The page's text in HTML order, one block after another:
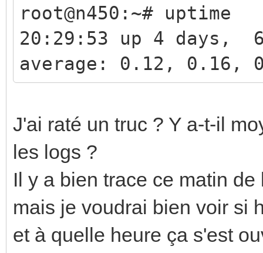
file written
(/home/root/.cache/
Jul 21 04:23:34 n450
INF<541>:calaos_wago
bool
int,
Jul 21 04:23:34 n450
INF<541>:calaos_wago
root@n450:~# uptime
20:29:53 up 4
average: 0.12, 0.16,
J'ai raté un truc ? Y a-t-il
les logs ?
Il y a bien trace ce matin
mais je voudrai bien voir si
et à quelle heure ça s'est